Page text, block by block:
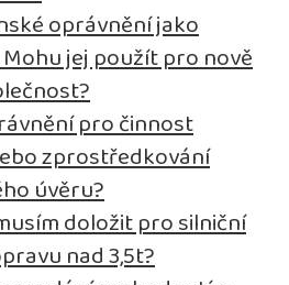
oprávnění jako
jej použít pro nově
pro činnost
zprostředkování
úvěru?
doložit pro silniční
nad 3,5t?